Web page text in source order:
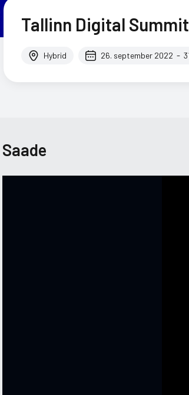
Tallinn Digital
Hybrid 26. september 2022 -
Saade